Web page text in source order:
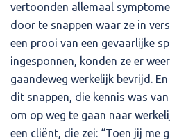
vertoonden allemaal
door te snappen waar ze in
een prooi van een gevaarlijke
ingesponnen, konden ze er
gaandeweg werkelijk bevrijd.
dit snappen, die kennis was
om op weg te gaan naar
een cliënt, die zei: “Toen jij me